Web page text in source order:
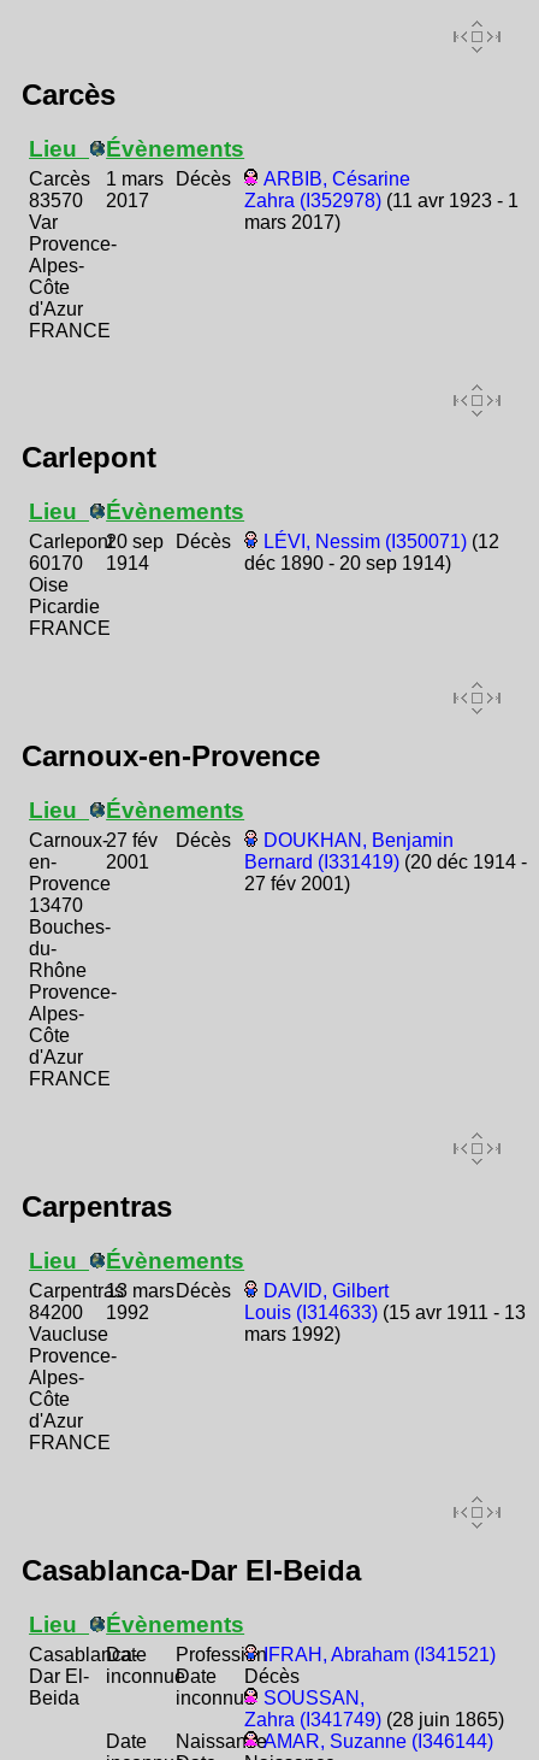
Carcès
Lieu
Carcès
83570
Var
Provence-
Alpes-
Côte
d'Azur
FRANCE
Évènements
1 mars
2017
Décès
ARBIB, Césarine
Zahra (I352978) (11 avr 1923 - 1
mars 2017)
Carlepont
Lieu
Carlepont
60170
Oise
Picardie
FRANCE
Évènements
20 sep
1914
Décès LÉVI, Nessim (I350071) (12
déc 1890 - 20 sep 1914)
Carnoux-en-Provence
Lieu
Carnoux-
en-
Provence
13470
Bouches-
du-
Rhône
Provence-
Alpes-
Côte
d'Azur
FRANCE
Évènements
27 fév
2001
Décès
DOUKHAN, Benjamin
Bernard (I331419) (20 déc 1914 -
27 fév 2001)
Carpentras
Lieu
Carpentras
84200
Vaucluse
Provence-
Alpes-
Côte
d'Azur
FRANCE
Évènements
13 mars
1992
Décès
DAVID, Gilbert
Louis (I314633) (15 avr 1911 - 13
mars 1992)
Casablanca-Dar El-Beida
Lieu
Casablanca-
Dar El-
Beida
Évènements
Date
inconnue
ProfessionIFRAH, Abraham (I341521)
Date
inconnue
Décès
SOUSSAN,
Zahra (I341749) (28 juin 1865)
Date
NaissanceAMAR, Suzanne (I346144)